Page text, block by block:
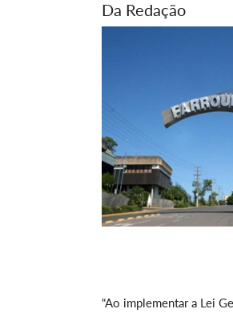
Da Redação
“Ao implementar a Lei